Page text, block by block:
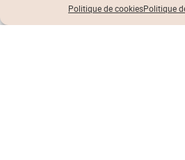
Politique de cookiesPolitique